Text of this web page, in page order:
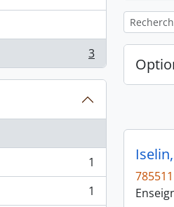
3
1
1
785511